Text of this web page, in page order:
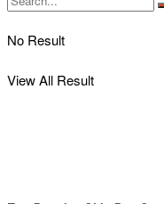
No Result
View All Result